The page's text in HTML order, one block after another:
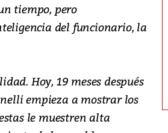
tiempo, pero
del funcionario, la
Hoy, 19 meses después
empieza a mostrar los
le muestren alta